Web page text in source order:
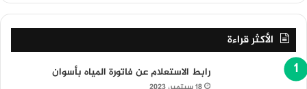
الأكثر قراءة
رابط الاستعلام عن فاتورة المياه بأسوان